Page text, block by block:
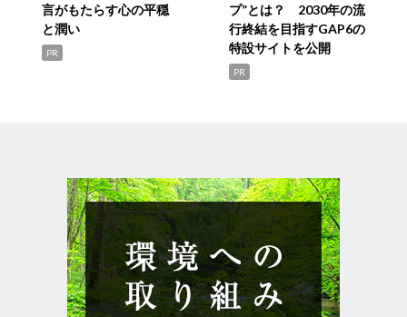
言がもたらす心の平穏
と潤い
PR
プ”とは？ 2030年の流
行終結を目指すGAP6の
特設サイトを公開
PR